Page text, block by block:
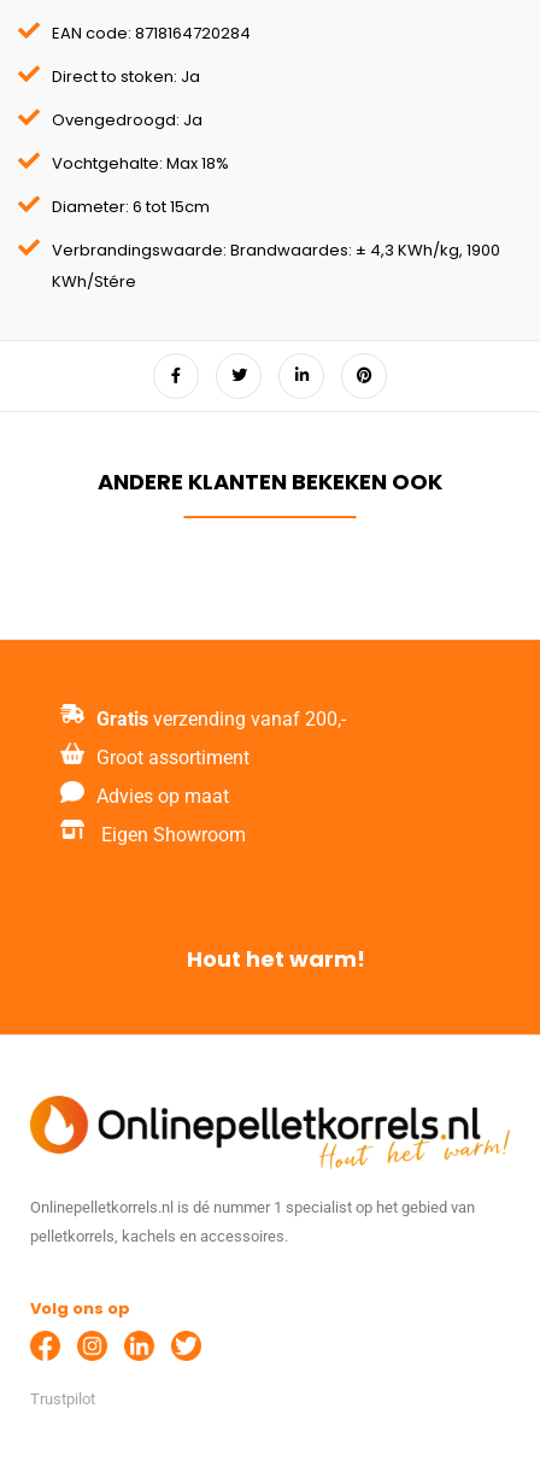
EAN code: 8718164720284
Direct to stoken: Ja
Ovengedroogd: Ja
Vochtgehalte: Max 18%
Diameter: 6 tot 15cm
Verbrandingswaarde: Brandwaardes: ± 4,3 KWh/kg, 1900
KWh/Stére
Gratis verzending vanaf 200,-
Groot assortiment
Advies op maat
Eigen Showroom
Hout het warm!
Onlinepelletkorrels.nl is dé nummer 1 specialist op het gebied van
pelletkorrels, kachels en accessoires.
Volg ons op
Trustpilot